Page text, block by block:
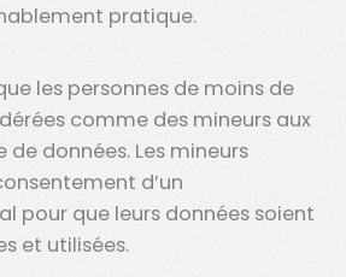
pratique.
les personnes de moins de
comme des mineurs aux
données. Les mineurs
d’un
pour que leurs données soient
et utilisées.